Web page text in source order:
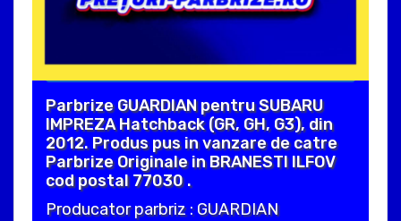
Parbrize GUARDIAN pentru SUBARU
IMPREZA Hatchback (GR, GH, G3), din
2012. Produs pus in vanzare de catre
Parbrize Originale in BRANESTI ILFOV
cod postal 77030 .
Producator parbriz : GUARDIAN